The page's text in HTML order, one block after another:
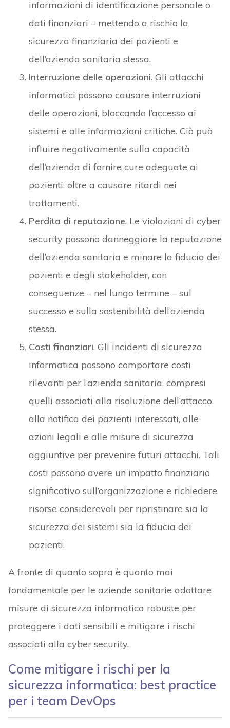
informazioni di identificazione personale o
dati finanziari – mettendo a rischio la
sicurezza finanziaria dei pazienti e
dell’azienda sanitaria stessa.
Interruzione delle operazioni. Gli attacchi
informatici possono causare interruzioni
delle operazioni, bloccando l’accesso ai
sistemi e alle informazioni critiche. Ciò può
influire negativamente sulla capacità
dell’azienda di fornire cure adeguate ai
pazienti, oltre a causare ritardi nei
trattamenti.
Perdita di reputazione. Le violazioni di cyber
security possono danneggiare la reputazione
dell’azienda sanitaria e minare la fiducia dei
pazienti e degli stakeholder, con
conseguenze – nel lungo termine – sul
successo e sulla sostenibilità dell’azienda
stessa.
Costi finanziari. Gli incidenti di sicurezza
informatica possono comportare costi
rilevanti per l’azienda sanitaria, compresi
quelli associati alla risoluzione dell’attacco,
alla notifica dei pazienti interessati, alle
azioni legali e alle misure di sicurezza
aggiuntive per prevenire futuri attacchi. Tali
costi possono avere un impatto finanziario
significativo sull’organizzazione e richiedere
risorse considerevoli per ripristinare sia la
sicurezza dei sistemi sia la fiducia dei
pazienti.
A fronte di quanto sopra è quanto mai
fondamentale per le aziende sanitarie adottare
misure di sicurezza informatica robuste per
proteggere i dati sensibili e mitigare i rischi
associati alla cyber security.
Come mitigare i rischi per la
sicurezza informatica: best practice
per i team DevOps